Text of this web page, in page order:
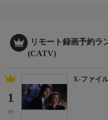
リモート録画予約ラ
(CATV)
1
(-)
X-ファイ